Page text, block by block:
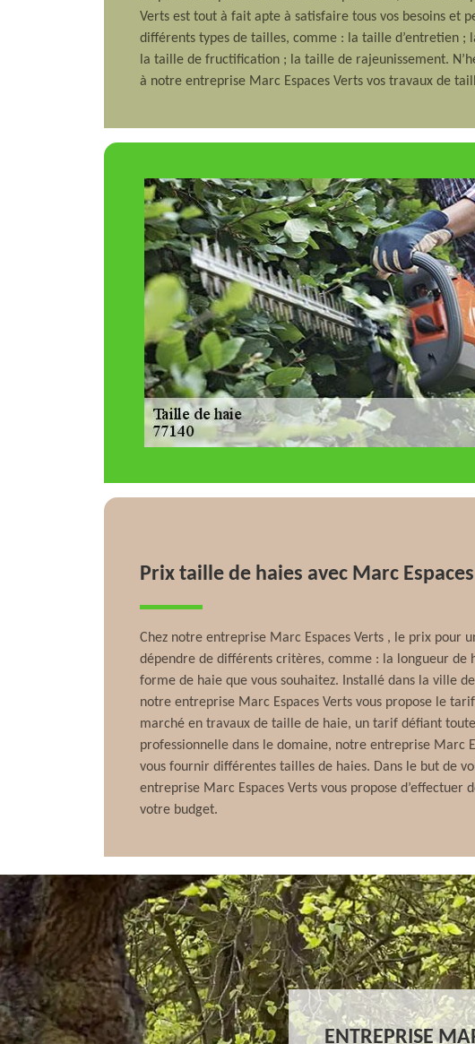
Verts est tout à fait apte à satisfaire tous vos besoins et
différents types de tailles, comme : la taille d’entretien ;
la taille de fructification ; la taille de rajeunissement.
à notre entreprise Marc Espaces Verts vos travaux de
Prix taille de haies avec Marc
Chez notre entreprise Marc Espaces Verts , le prix pour
dépendre de différents critères, comme : la longueur de
forme de haie que vous souhaitez. Installé dans la ville
notre entreprise Marc Espaces Verts vous propose le
marché en travaux de taille de haie, un tarif défiant
professionnelle dans le domaine, notre entreprise Marc
vous fournir différentes tailles de haies. Dans le but de
entreprise Marc Espaces Verts vous propose d’effectuer
votre budget.
ENTREPRISE